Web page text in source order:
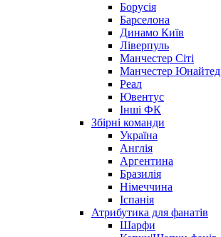
Борусія
Барселона
Динамо Київ
Ліверпуль
Манчестер Сіті
Манчестер Юнайтед
Реал
Ювентус
Інші ФК
Збірні команди
Україна
Англія
Аргентина
Бразилія
Німеччина
Іспанія
Атрибутика для фанатів
Шарфи